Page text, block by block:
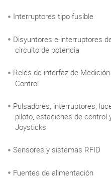
Interruptores tipo fusible
Disyuntores e interruptores
circuito de potencia
Relés de interfaz de
Control
Pulsadores, interruptores,
piloto, estaciones de control
Joysticks
Sensores y sistemas RFID
Fuentes de alimentación